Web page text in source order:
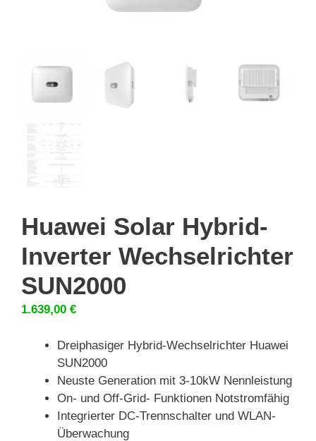
Huawei Solar Hybrid-
Inverter Wechselrichter
SUN2000
1.639,00 €
Dreiphasiger Hybrid-Wechselrichter Huawei
SUN2000
Neuste Generation mit 3-10kW Nennleistung
On- und Off-Grid- Funktionen Notstromfähig
Integrierter DC-Trennschalter und WLAN-
Überwachung